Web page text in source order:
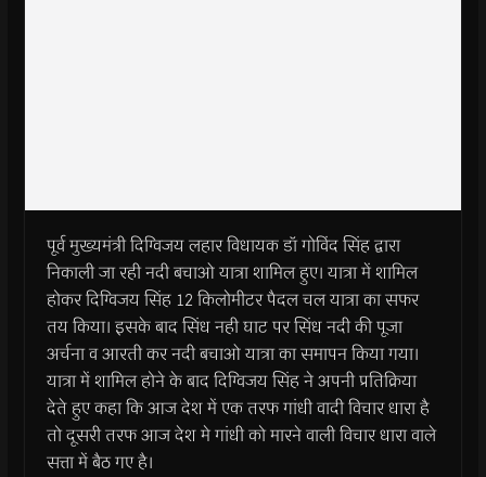
पूर्व मुख्यमंत्री दिग्विजय लहार विधायक डॉ गोविंद सिंह द्वारा
निकाली जा रही नदी बचाओ यात्रा शामिल हुए। यात्रा में शामिल
होकर दिग्विजय सिंह 12 किलोमीटर पैदल चल यात्रा का सफर
तय किया। इसके बाद सिंध नही घाट पर सिंध नदी की पूजा
अर्चना व आरती कर नदी बचाओ यात्रा का समापन किया गया।
यात्रा में शामिल होने के बाद दिग्विजय सिंह ने अपनी प्रतिक्रिया
देते हुए कहा कि आज देश में एक तरफ गांधी वादी विचार धारा है
तो दूसरी तरफ आज देश मे गांधी को मारने वाली विचार धारा वाले
सत्ता में बैठ गए है।